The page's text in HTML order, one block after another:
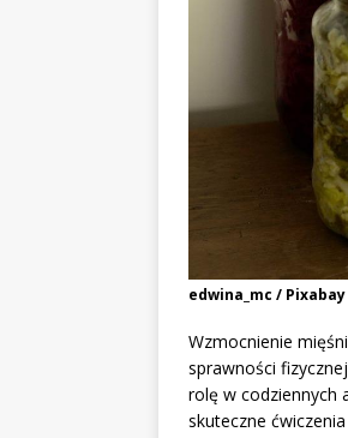
edwina_mc / Pixabay
Wzmocnienie
sprawności
rolę w codziennych
skuteczne